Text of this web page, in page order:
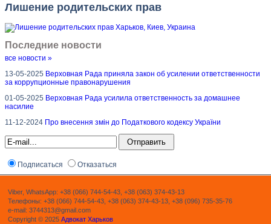
Лишение родительских прав
Последние новости
все новости »
13-05-2025 Верховная Рада приняла закон об усилении ответственности
за коррупционные правонарушения
01-05-2025 Верховная Рада усилила ответственность за домашнее
насилие
11-12-2024 Про внесення змін до Податкового кодексу України
Подписаться Отказаться
Viber, WhatsApp: +38 (066) 744-54-43, +38 (063) 374-43-13
Телефоны: +38 (066) 744-54-43, +38 (063) 374-43-13, +38 (096) 735-35-76
e-mail: 3744313@gmail.com
Copyright © 2025 Адвокат Харьков